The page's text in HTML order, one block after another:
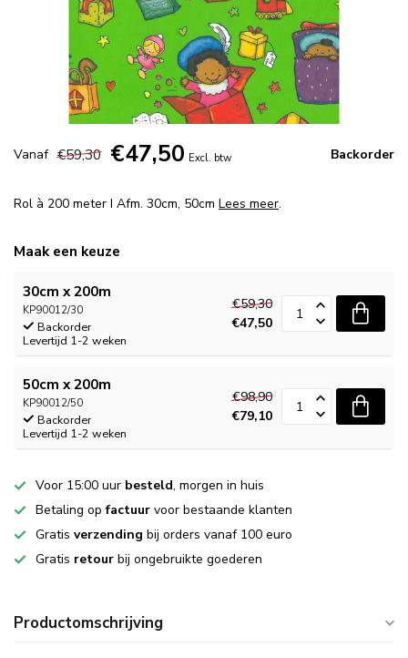
Vanaf €59,30 €47,50 Excl. btw Backorder
Rol à 200 meter I Afm. 30cm, 50cm Lees meer.
Maak een keuze
30cm x 200m
KP90012/30
Backorder
Levertijd 1-2 weken
€59,30
€47,50
50cm x 200m
KP90012/50
Backorder
Levertijd 1-2 weken
€98,90
€79,10
Voor 15:00 uur besteld, morgen in huis
Betaling opfactuur voor bestaande klanten
Gratis verzending bij orders vanaf 100 euro
Gratis retour bij ongebruikte goederen
Productomschrijving